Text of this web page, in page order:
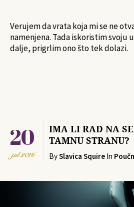
Verujem da vrata koja mi se ne
namenjena. Tada iskoristim svoju
dalje, prigrlim ono što tek dolazi.
20
jul2016
IMA LI RAD NA
TAMNU STRANU?
BySlavica Squire In